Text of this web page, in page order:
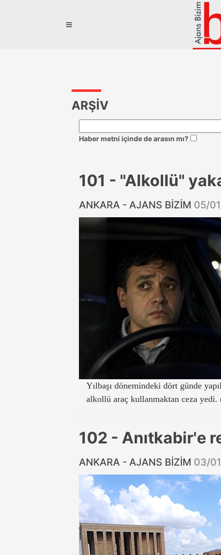
ARŞİV
Haber metni içinde de arasın mı?
101 - "Alkollü"
ANKARA - AJANS BİZİM 05/
Yılbaşı dönemindeki dört günde
alkollü araç kullanmaktan ceza
102 - Anıtkabir'e
ANKARA - AJANS BİZİM 03/